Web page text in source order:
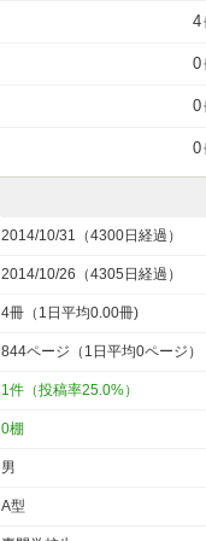
4
0
0
0
2014/10/31（4300日経過）
2014/10/26（4305日経過）
4冊（1日平均0.00冊)
844ページ（1日平均0ページ）
1件（投稿率25.0%）
0棚
男
A型